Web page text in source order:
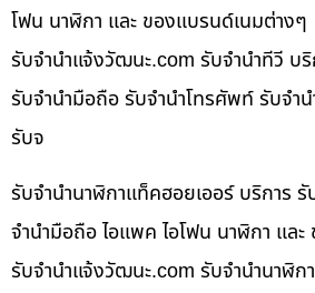
โฟน นาฬิกา และ ของแบรนด์เนมต่างๆ
รับจํานําแจ้งวัฒนะ.com รับจำนำทีวี บริ
รับจำนำมือถือ รับจำนำโทรศัพท์ รับจำ
รับจ
รับจำนำนาฬิกาแท็คฮอยเออร์ บริการ รั
จำนำมือถือ ไอแพค ไอโฟน นาฬิกา แล
รับจํานําแจ้งวัฒนะ.com รับจำนำนาฬิก